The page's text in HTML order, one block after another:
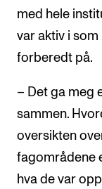
med hele
var aktiv i
forberedt på.
– Det ga meg
sammen.
oversikten
fagområdene
hva de var